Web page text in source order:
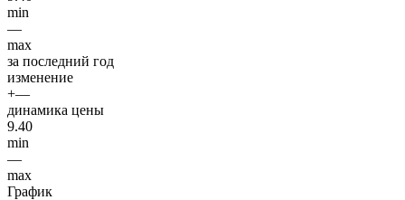
min
—
max
за последний год
изменение
+—
динамика цены
9.40
min
—
max
График